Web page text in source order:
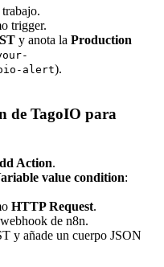
trigger.
y anota la Production
alert).
de TagoIO para
Action.
value condition:
HTTP Request.
de n8n.
y añade un cuerpo JSON